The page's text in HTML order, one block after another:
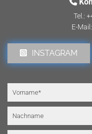
Tel.:
E-Mail:
INSTAGRAM